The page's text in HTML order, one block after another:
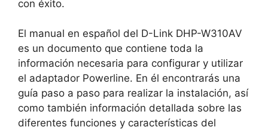
con éxito.
El manual en español del D-Link DHP-W310AV
es un documento que contiene toda la
información necesaria para configurar y utilizar
el adaptador Powerline. En él encontrarás una
guía paso a paso para realizar la instalación, así
como también información detallada sobre las
diferentes funciones y características del